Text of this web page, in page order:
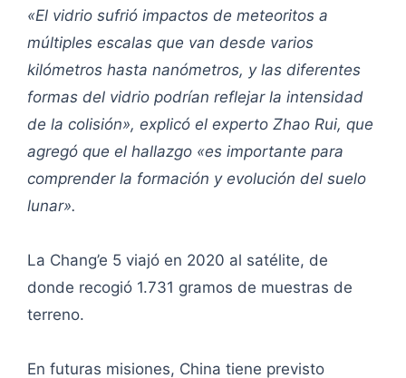
«El vidrio sufrió impactos de meteoritos a
múltiples escalas que van desde varios
kilómetros hasta nanómetros, y las diferentes
formas del vidrio podrían reflejar la intensidad
de la colisión», explicó el experto Zhao Rui, que
agregó que el hallazgo «es importante para
comprender la formación y evolución del suelo
lunar».
La Chang’e 5 viajó en 2020 al satélite, de
donde recogió 1.731 gramos de muestras de
terreno.
En futuras misiones, China tiene previsto